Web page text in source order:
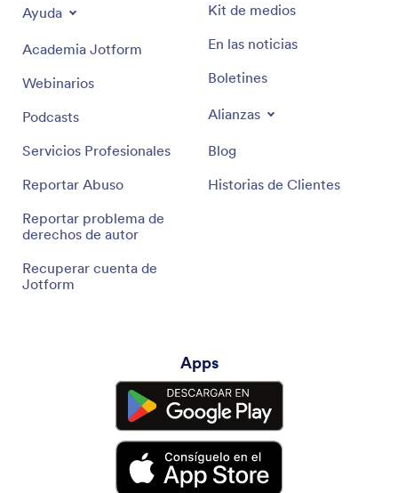
Ayuda
Academia Jotform
Webinarios
Podcasts
Servicios Profesionales
Reportar Abuso
Reportar problema de
derechos de autor
Recuperar cuenta de
Jotform
Kit de medios
En las noticias
Boletines
Alianzas
Blog
Historias de Clientes
Apps